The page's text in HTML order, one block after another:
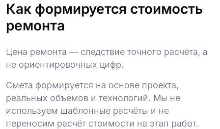
Как формируется стоимость
ремонта
Цена ремонта — следствие точного расчёта, а
не ориентировочных цифр.
Смета формируется на основе проекта,
реальных объёмов и технологий. Мы не
используем шаблонные расчёты и не
переносим расчёт стоимости на этап работ.